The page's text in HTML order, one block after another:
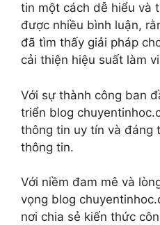
tin một cách dễ hiểu và
được nhiều bình luận,
đã tìm thấy giải pháp
cải thiện hiệu suất làm
Với sự thành công ban
triển blog
thông tin uy tín và đáng
thông tin.
Với niềm đam mê và
vọng blog
nơi chia sẻ kiến thức